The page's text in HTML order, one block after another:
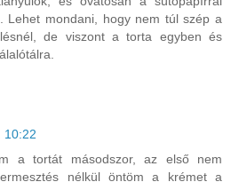
Lehet mondani, hogy nem túl szép a
de viszont a torta egyben és
10:22
a tortát másodszor, az első nem
nélkül öntöm a krémet a